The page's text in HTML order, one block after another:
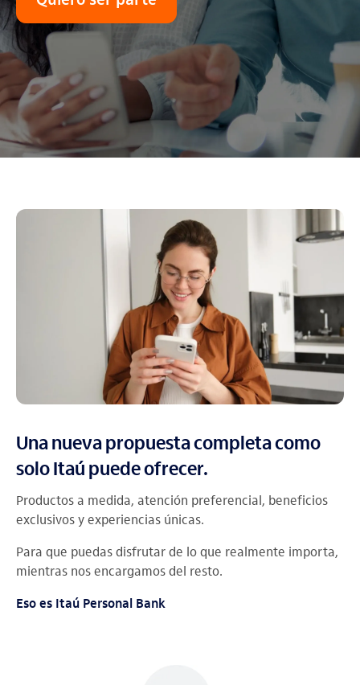
Una nueva propuesta completa como
solo Itaú puede ofrecer.
Productos a medida, atención preferencial, beneficios
exclusivos y experiencias únicas.
Para que puedas disfrutar de lo que realmente importa,
mientras nos encargamos del resto.
Eso es Itaú Personal Bank